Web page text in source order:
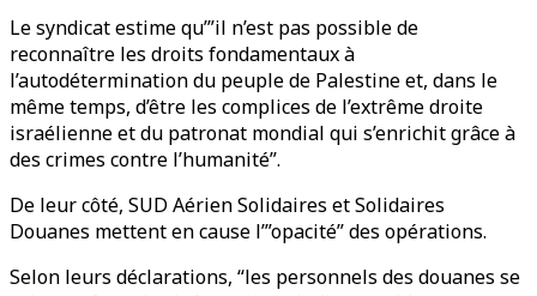
Le syndicat estime qu’”il n’est pas possible de
reconnaître les droits fondamentaux à
l’autodétermination du peuple de Palestine et, dans le
même temps, d’être les complices de l’extrême droite
israélienne et du patronat mondial qui s’enrichit grâce à
des crimes contre l’humanité”.
De leur côté, SUD Aérien Solidaires et Solidaires
Douanes mettent en cause l’”opacité” des opérations.
Selon leurs déclarations, “les personnels des douanes se